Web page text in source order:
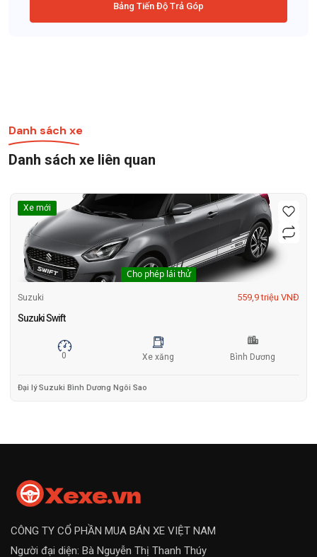
Bảng Tiến Độ Trả Góp
Danh sách xe
Danh sách xe liên quan
Xe mới
Cho phép lái thử
Suzuki 559,9 triệu VNĐ
Suzuki Swift
0 Xe xăng Bình Dương
Đại lý Suzuki Bình Dương Ngôi Sao
CÔNG TY CỔ PHẦN MUA BÁN XE VIỆT NAM
Người đại diện: Bà Nguyễn Thị Thanh Thúy